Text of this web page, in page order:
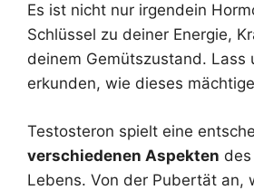
Es ist nicht nur irgendein
Schlüssel zu deiner Energie,
deinem Gemütszustand. Lass
erkunden, wie dieses
Testosteron spielt eine
verschiedenen Aspekten
Lebens. Von der Pubertät an,